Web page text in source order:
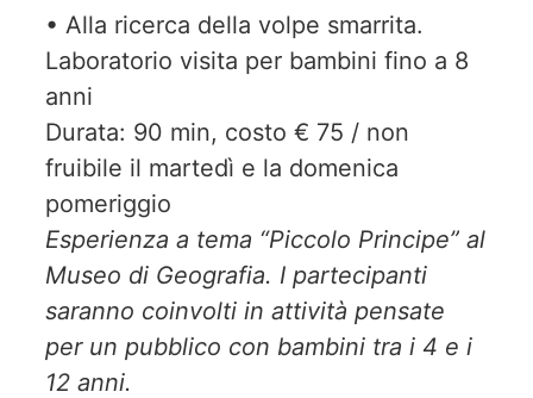
• Alla ricerca della volpe smarrita.
Laboratorio visita per bambini fino a 8
anni
Durata: 90 min, costo € 75 / non
fruibile il martedì e la domenica
pomeriggio
Esperienza a tema “Piccolo Principe” al
Museo di Geografia. I partecipanti
saranno coinvolti in attività pensate
per un pubblico con bambini tra i 4 e i
12 anni.